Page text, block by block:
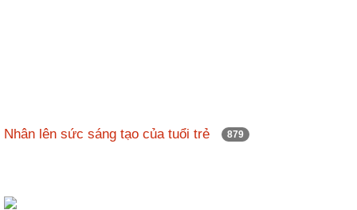
Nhân lên sức sáng tạo của tuổi trẻ 879